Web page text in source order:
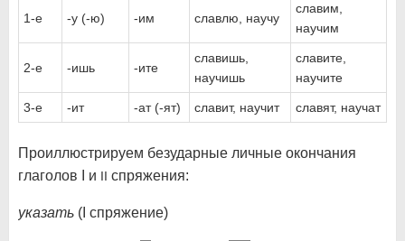
1-е -у (-ю) -им славлю, научу
славим,
научим
2-е -ишь -ите
славишь,
научишь
славите,
научите
3-е -ит -ат (-ят) славит, научит славят, научат
Проиллюстрируем безударные личные окончания
глаголов I и II спряжения:
указать (I спряжение)